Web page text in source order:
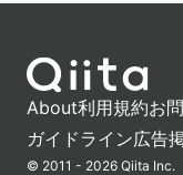
About利用規約お
ガイドライン広告
© 2011 - 2026 Qiita Inc.